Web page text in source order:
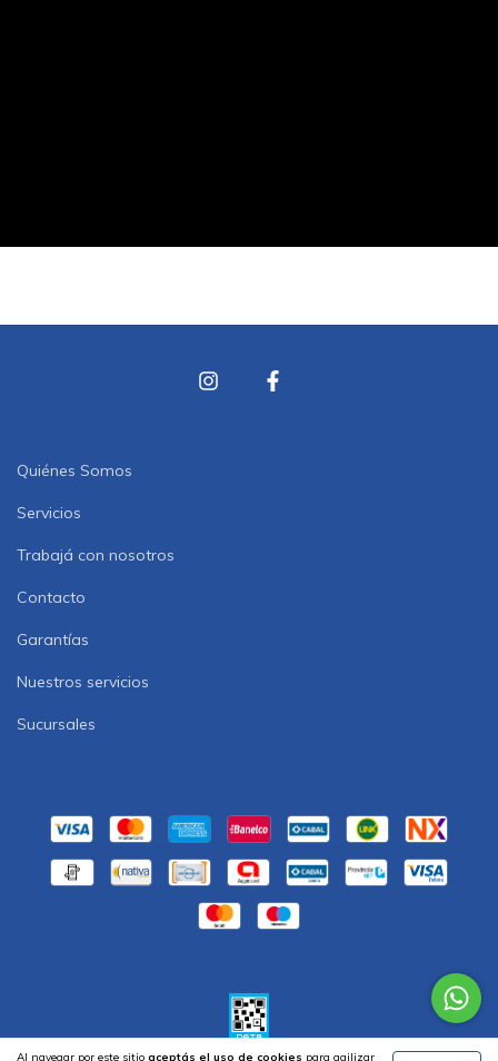
Al navegar por este sitio aceptás el uso de cookies para agilizar
Quiénes Somos
Servicios
Trabajá con nosotros
Contacto
Garantías
Nuestros servicios
Sucursales